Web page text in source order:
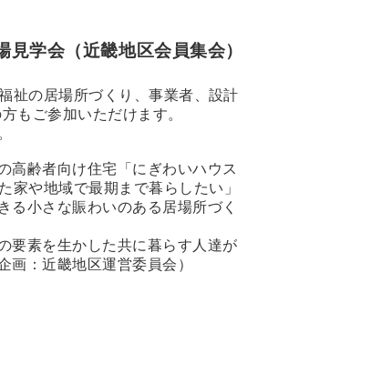
学会（近畿地区会員集会）
祉の居場所づくり、事業者、設計
もご参加いただけます。
高齢者向け住宅「にぎわいハウス
家や地域で最期まで暮らしたい」
る小さな賑わいのある居場所づく
要素を生かした共に暮らす人達が
：近畿地区運営委員会）